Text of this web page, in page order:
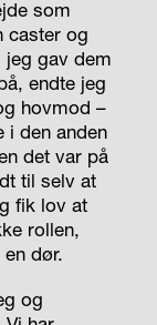
som
caster og
gav dem
endte jeg
hovmod –
i den anden
det var på
til selv at
fik lov at
rollen,
dør.
og